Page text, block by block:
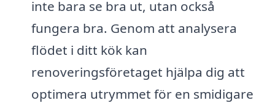
inte bara se bra ut, utan också
fungera bra. Genom att analysera
flödet i ditt kök kan
renoveringsföretaget hjälpa dig att
optimera utrymmet för en smidigare